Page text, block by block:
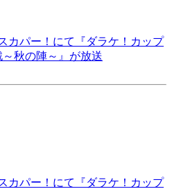
カパー！にて『ダラケ！カップ
秋の陣～』が放送
カパー！にて『ダラケ！カップ